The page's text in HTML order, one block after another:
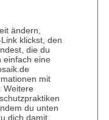
ändern,
klickst, den
die du
einfach eine
mit
Weitere
du unten
dich damit